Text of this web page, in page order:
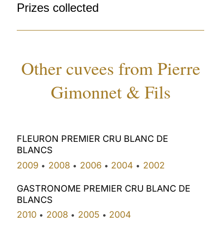
Prizes collected
Other cuvees from Pierre
Gimonnet & Fils
FLEURON PREMIER CRU BLANC DE
BLANCS
2009 • 2008 • 2006 • 2004 • 2002
GASTRONOME PREMIER CRU BLANC DE
BLANCS
2010 • 2008 • 2005 • 2004